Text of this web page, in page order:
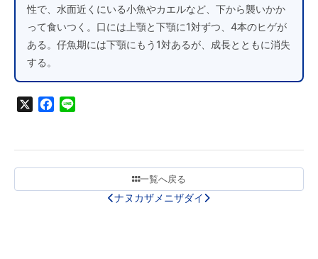
性で、水面近くにいる小魚やカエルなど、下から襲いかか
って食いつく。口には上顎と下顎に1対ずつ、4本のヒゲが
ある。仔魚期には下顎にもう1対あるが、成長とともに消失
する。
Facebook
ナヌカザメ
一覧へ戻る
ニザダイ